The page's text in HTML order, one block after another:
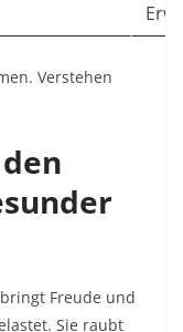
Verstehen
Freude und
Sie raubt